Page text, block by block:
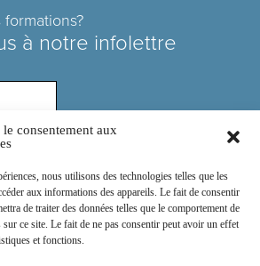
le consentement aux
nous utilisons des technologies telles que les
aux informations des appareils. Le fait de consentir
de traiter des données telles que le comportement de
ce site. Le fait de ne pas consentir peut avoir un effet
et fonctions.
à notre infolettre